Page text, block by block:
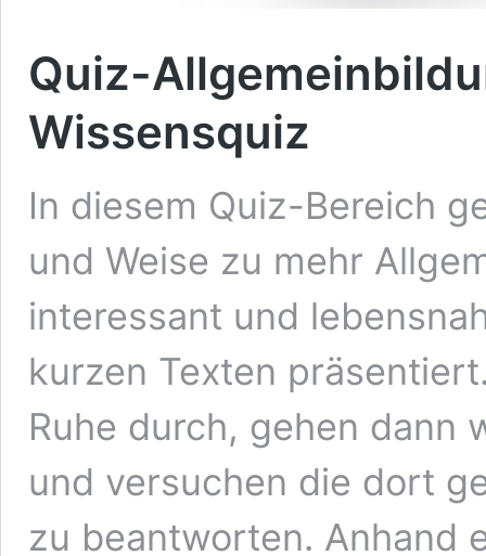
Quiz-
Wissensquiz
In diesem Quiz-Bereich
und Weise zu mehr
interessant und
kurzen Texten
Ruhe durch, gehen dann
und versuchen die dort
zu beantworten. Anhand